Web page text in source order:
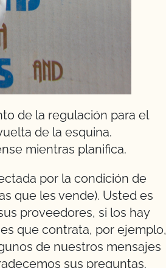
de la regulación para el
de la esquina.
mientras planifica.
por la condición de
que les vende). Usted es
proveedores, si los hay
que contrata, por ejemplo,
de nuestros mensajes
sus preguntas.